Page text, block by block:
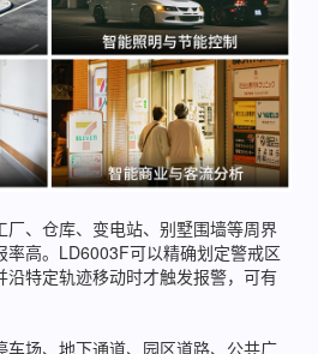
厂、仓库、变电站、别墅围墙等周界
率高。LD6003F可以精确划定警戒区
沿特定轨迹移动时才触发报警，可有
车场、地下通道、园区道路、公共广